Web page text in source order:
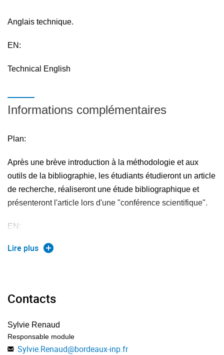
Anglais technique.
EN:
Technical English
Informations complémentaires
Plan:
Après une brève introduction à la méthodologie et aux
outils de la bibliographie, les étudiants étudieront un article
de recherche, réaliseront une étude bibliographique et
présenteront l'article lors d'une "conférence scientifique".
EN:
Outline:
specific topic. The final evaluation will include a written
Lire plus
Contacts
Sylvie Renaud
Responsable module
Sylvie.Renaud@bordeaux-inp.fr